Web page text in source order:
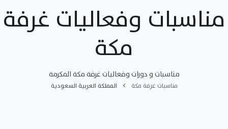
مناسبات وفعاليات غرفة
مكة
مناسبات و دورات وفعاليات غرفة مكة المكرمة
مناسبات غرفة مكة المملكة العربية السعودية